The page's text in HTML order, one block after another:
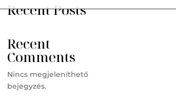
Recent Posts
Recent
Comments
Nincs megjeleníthető
bejegyzés.